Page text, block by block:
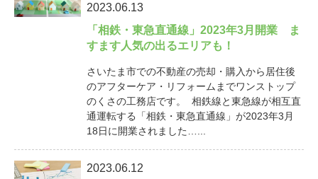
2023.06.13
「相鉄・東急直通線」2023年3月開業 ま
すます人気の出るエリアも！
さいたま市での不動産の売却・購入から居住後
のアフターケア・リフォームまでワンストップ
のくさの工務店です。 相鉄線と東急線が相互直
通運転する「相鉄・東急直通線」が2023年3月
18日に開業されました…...
2023.06.12